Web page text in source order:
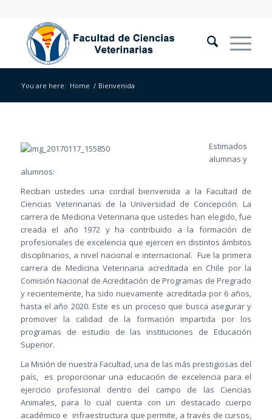
You are here: Home / Bienvenida
Estimados
alumnas y
alumnos:
Reciban ustedes una cordial bienvenida a la Facultad de
Ciencias Veterinarias de la Universidad de Concepción. La
carrera de Medicina Veterinaria que ustedes han elegido, fue
creada el año 1972 y ha contribuido a la formación de
profesionales de excelencia que ejercen en distintos ámbitos
disciplinarios, a nivel nacional e internacional. Fue la primera
carrera de Medicina Veterinaria acreditada en Chile por la
Comisión Nacional de Acreditación de Programas de Pregrado
y recientemente, ha sido nuevamente acreditada por 6 años,
hasta el año 2020. Este es un proceso que busca asegurar y
promover la calidad de la formación impartida por los
programas de estudio de las instituciones de Educación
Superior.
La Misión de nuestra Facultad, una de las más prestigiosas del
país, es proporcionar una educación de excelencia para el
ejercicio profesional dentro del campo de las Ciencias
Animales, para lo cual cuenta con un destacado cuerpo
académico e infraestructura que permite, a través de cursos,